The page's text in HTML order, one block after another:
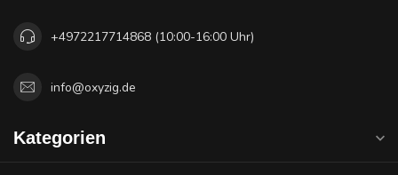
+4972217714868 (10:00-16:00 Uhr)
info@oxyzig.de
Kategorien